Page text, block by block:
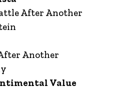
After Another
Another
Value